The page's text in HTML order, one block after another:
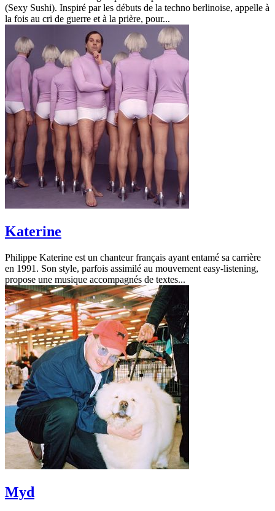
(Sexy Sushi). Inspiré par les débuts de la techno berlinoise, appelle à
la fois au cri de guerre et à la prière, pour...
Katerine
Philippe Katerine est un chanteur français ayant entamé sa carrière
en 1991. Son style, parfois assimilé au mouvement easy-listening,
propose une musique accompagnés de textes...
Myd